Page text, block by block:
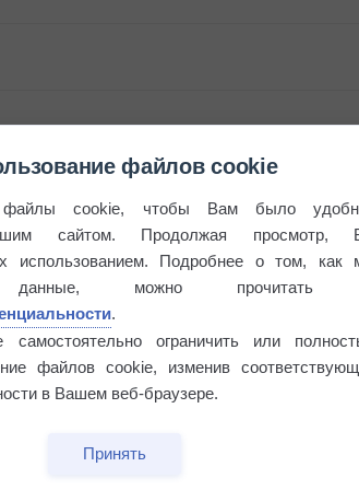
файлов cookie
cookie, чтобы Вам было
сайтом. Продолжая просмотр,
использованием. Подробнее о том, как
данные, можно прочитать
.
ограничить или
файлов cookie, изменив
в Вашем веб-браузере.
Принять